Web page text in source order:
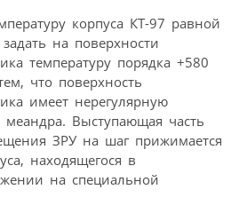
корпуса КТ-97 равной
на поверхности
температуру порядка +580
что поверхность
имеет нерегулярную
Выступающая часть
ЗРУ на шаг прижимается
находящегося в
на специальной